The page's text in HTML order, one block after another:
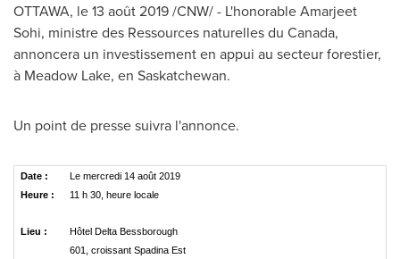
OTTAWA, le 13 août 2019 /CNW/ - L'honorableAmarjeet
Sohi, ministre des Ressources naturelles du Canada,
annoncera un investissement en appui au secteur forestier,
à Meadow Lake, en Saskatchewan.
Un point de presse suivra l'annonce.
Date :
Le mercredi 14 août 2019
Heure :
11 h 30, heure locale
Lieu :
Hôtel Delta Bessborough
601, croissant Spadina Est